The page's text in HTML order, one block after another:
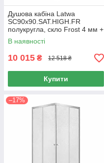
Душова кабіна Latwa
SC90x90.SAT.HIGH.FR
полукругла, скло Frost 4 мм +
Душовий піддон KAPIELKA
ST90x90x41, з панеллю Lidz
В наявності
10 015 ₴ 12 518 ₴
Купити
–17%